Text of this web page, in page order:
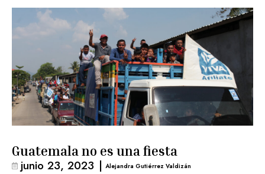
Guatemala no es una fiesta
junio 23, 2023 | Alejandra Gutiérrez Valdizán